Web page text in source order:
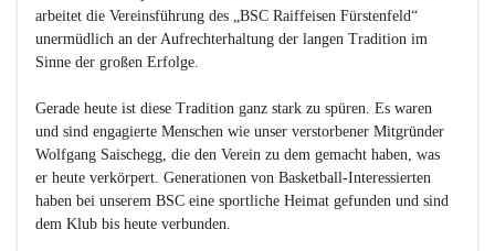
arbeitet die Vereinsführung des „BSC Raiffeisen Fürstenfeld“
unermüdlich an der Aufrechterhaltung der langen Tradition im
Sinne der großen Erfolge.
Gerade heute ist diese Tradition ganz stark zu spüren. Es waren
und sind engagierte Menschen wie unser verstorbener Mitgründer
Wolfgang Saischegg, die den Verein zu dem gemacht haben, was
er heute verkörpert. Generationen von Basketball-Interessierten
haben bei unserem BSC eine sportliche Heimat gefunden und sind
dem Klub bis heute verbunden.